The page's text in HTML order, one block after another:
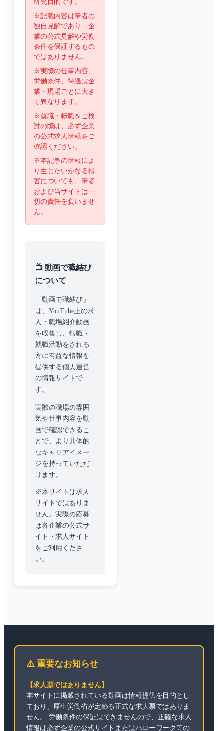
研究目的です。
※記載内容は筆者の
独自見解であり、企
業の公式見解や労働
条件を保証するもの
ではありません。
※実際の仕事内容、
労働条件、待遇は企
業・現場ごとに大き
く異なります。
※就職・転職をご検
討の際は、必ず企業
の公式求人情報をご
確認ください。
※本記事の情報によ
り生じたいかなる損
害についても、筆者
および当サイトは一
切の責任を負いませ
ん。
📺 動画で職結び
について
「動画で職結び」
は、YouTube上の求
人・職場紹介動画
を収集し、転職・
就職活動をされる
方に有益な情報を
提供する個人運営
の情報サイトで
す。
実際の職場の雰囲
気や仕事内容を動
画で確認できるこ
とで、より具体的
なキャリアイメー
ジを持っていただ
けます。
※本サイトは求人
サイトではありま
せん。実際の応募
は各企業の公式サ
イト・求人サイト
をご利用くださ
い。
⚠️ 重要なお知らせ
【求人票ではありません】
本サイトに掲載されている動画は情報提供を目的とし
ており、厚生労働省が定める正式な求人票ではありま
せん。 労働条件の保証はできませんので、正確な求人
情報は必ず企業の公式サイトまたはハローワーク等の